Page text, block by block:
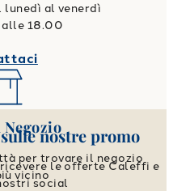
lunedì al venerdì
18.00
per trovare il negozio
vicino
nostre promo
le offerte Caleffi e
social